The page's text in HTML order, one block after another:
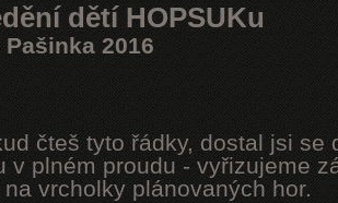
dětí HOPSUKu
2016
čteš tyto řádky, dostal jsi se
v plném proudu - vyřizujeme
vrcholky plánovaných hor.